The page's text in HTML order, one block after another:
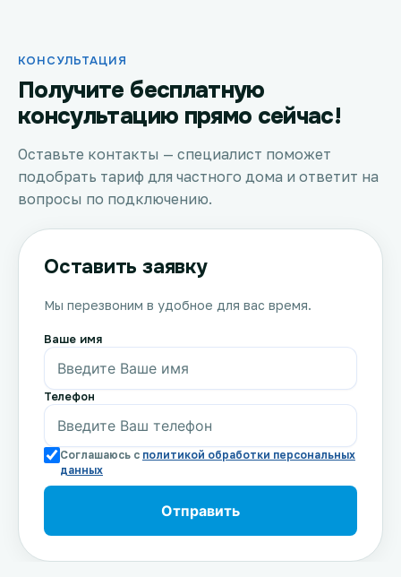
КОНСУЛЬТАЦИЯ
Получите бесплатную
консультацию прямо сейчас!
Оставьте контакты — специалист поможет
подобрать тариф для частного дома и ответит на
вопросы по подключению.
Оставить заявку
Мы перезвоним в удобное для вас время.
Ваше имя
Телефон
Соглашаюсь с политикой обработки персональных
данных